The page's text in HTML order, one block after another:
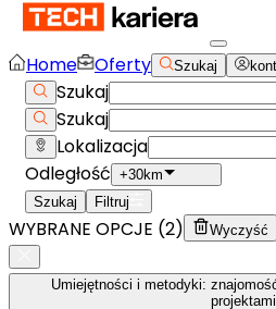
Home Oferty Szukaj
Szukaj
Szukaj
Lokalizacja
Odległość +30km
Szukaj
Filtruj
WYBRANE OPCJE (2) Wyczyść
Umiejętności i metodyki:
projektami